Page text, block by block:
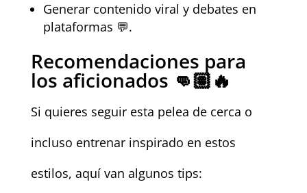
Generar contenido viral y debates en
plataformas 💬.
Recomendaciones para
los aficionados 👊🏽🔥
Si quieres seguir esta pelea de cerca o
incluso entrenar inspirado en estos
estilos, aquí van algunos tips: